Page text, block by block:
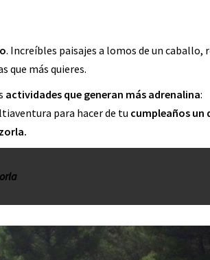
. Increíbles paisajes a lomos de un caballo,
que más quieres.
actividades que generan más adrenalina:
para hacer de tu cumpleaños un